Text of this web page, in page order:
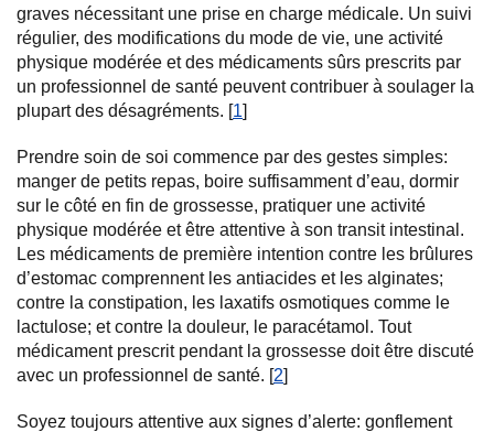
graves nécessitant une prise en charge médicale. Un suivi
régulier, des modifications du mode de vie, une activité
physique modérée et des médicaments sûrs prescrits par
un professionnel de santé peuvent contribuer à soulager la
plupart des désagréments. [1]
Prendre soin de soi commence par des gestes simples:
manger de petits repas, boire suffisamment d’eau, dormir
sur le côté en fin de grossesse, pratiquer une activité
physique modérée et être attentive à son transit intestinal.
Les médicaments de première intention contre les brûlures
d’estomac comprennent les antiacides et les alginates;
contre la constipation, les laxatifs osmotiques comme le
lactulose; et contre la douleur, le paracétamol. Tout
médicament prescrit pendant la grossesse doit être discuté
avec un professionnel de santé. [2]
Soyez toujours attentive aux signes d’alerte: gonflement